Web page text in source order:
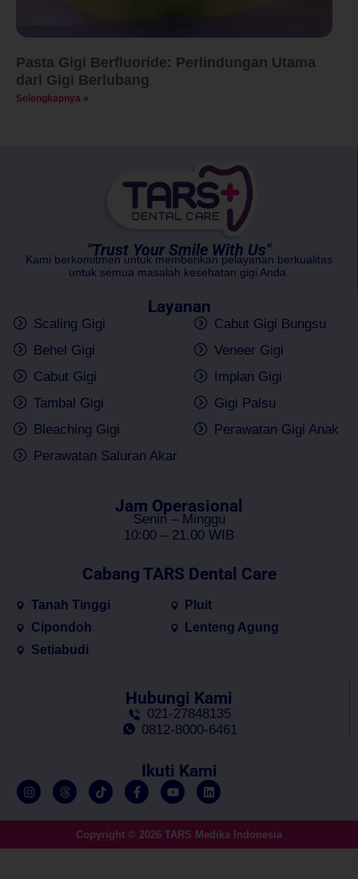
Pasta Gigi Berfluoride: Perlindungan Utama
dari Gigi Berlubang
Selengkapnya »
"Trust Your Smile With Us"
Kami berkomitmen untuk memberikan pelayanan berkualitas
untuk semua masalah kesehatan gigi Anda.
Layanan
Scaling Gigi
Behel Gigi
Cabut Gigi
Tambal Gigi
Bleaching Gigi
Perawatan Saluran Akar
Cabut Gigi Bungsu
Veneer Gigi
Implan Gigi
Gigi Palsu
Perawatan Gigi Anak
Jam Operasional
Senin – Minggu
10:00 – 21.00 WIB
Cabang TARS Dental Care
Tanah Tinggi
Cipondoh
Setiabudi
Pluit
Lenteng Agung
Hubungi Kami
021-27848135
0812-8000-6461
Ikuti Kami
Copyright © 2026 TARS Medika Indonesia